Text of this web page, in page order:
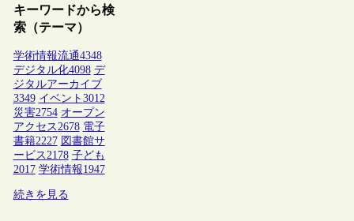
キーワードから検
索（テーマ）
学術情報流通4348
デジタル化4098 デ
ジタルアーカイブ
3349 イベント 3012
災害2754 オープン
アクセス2678 電子
書籍2227 図書館サ
ービス2178 子ども
2017 学術情報1947
続きを見る